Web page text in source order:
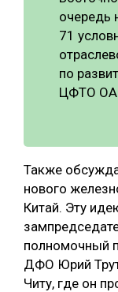
очередь
71
по
ЦФТО
Также
нового
Китай. Эту
полномочный
ДФО Юрий
Читу, где он